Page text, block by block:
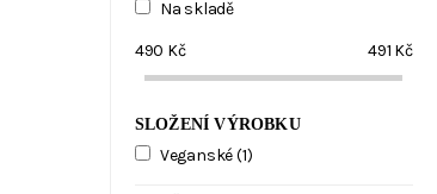
Na skladě
490 Kč 491 Kč
SLOŽENÍ VÝROBKU
Veganské(1)